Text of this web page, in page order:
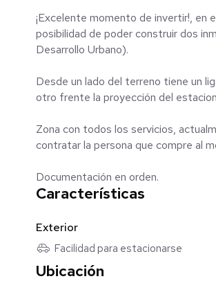
¡Excelente momento de invertir!, en
posibilidad de poder construir dos
Desarrollo Urbano).
Desde un lado del terreno tiene un
otro frente la proyección del
Zona con todos los servicios,
contratar la persona que compre al
Documentación en orden.
Características
Exterior
Facilidad para estacionarse
Ubicación